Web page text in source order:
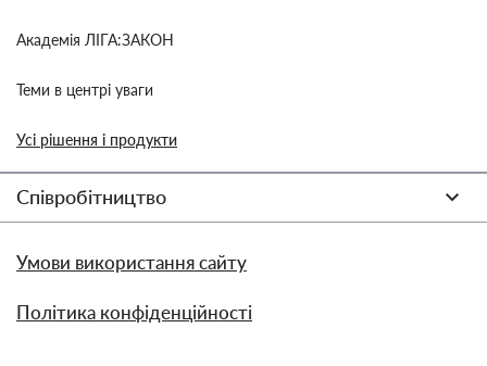
Академія ЛІГА:ЗАКОН
Теми в центрі уваги
Усі рішення і продукти
Співробітництво
Умови використання сайту
Політика конфіденційності